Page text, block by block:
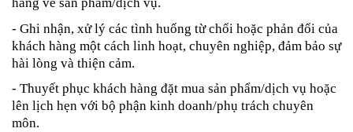
- Ghi nhận, xử lý các tình huống từ chối hoặc phản đối của
khách hàng một cách linh hoạt, chuyên nghiệp, đảm bảo sự
hài lòng và thiện cảm.
- Thuyết phục khách hàng đặt mua sản phẩm/dịch vụ hoặc
lên lịch hẹn với bộ phận kinh doanh/phụ trách chuyên
môn.